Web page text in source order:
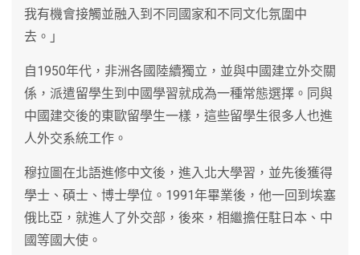
我有機會接觸並融入到不同國家和不同文化氛圍中
去。」
自1950年代，非洲各國陸續獨立，並與中國建立外交關
係，派遣留學生到中國學習就成為一種常態選擇。同與
中國建交後的東歐留學生一樣，這些留學生很多人也進
人外交系統工作。
穆拉圖在北語進修中文後，進入北大學習，並先後獲得
學士、碩士、博士學位。1991年畢業後，他一回到埃塞
俄比亞，就進人了外交部，後來，相繼擔任駐日本、中
國等國大使。